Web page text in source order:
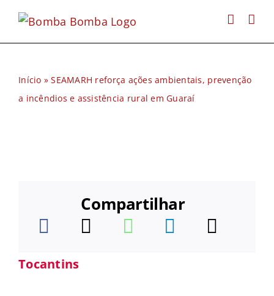
para
o
Início »SEAMARH reforça ações ambientais, prevenção
a incêndios e assistência rural em Guaraí
Compartilhar
Tocantins